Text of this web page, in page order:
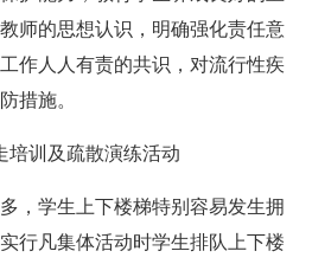
师的思想认识，明确强化责任意
作人人有责的共识，对流行性疾
措施。
培训及疏散演练活动
，学生上下楼梯特别容易发生拥
行凡集体活动时学生排队上下楼